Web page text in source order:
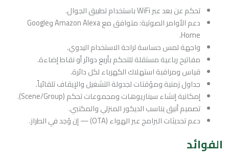
تحكم عن بعد عبر WiFi باستخدام تطبيق الجوال.
دعم الأوامر الصوتية: متوافق مع Amazon Alexa وGoogle
Home.
واجهة لمس حساسة لراحة الاستخدام اليدوي.
مفاتيح رباعية مستقلة للتحكم بأربع دوائر أو نقاط إضاءة.
قياس ومراقبة استهلاك الكهرباء لكل دائرة.
جداول زمنية ومؤقتات لجدولة التشغيل والإيقاف تلقائياً.
إمكانية إنشاء سيناريوهات ومجموعات تحكم (Scene/Group).
تصميم أنيق يناسب الديكور المنزلي والمكتبي.
دعم تحديثات البرامج عبر الهواء (OTA) — إن وُجد في الطراز.
الفوائد